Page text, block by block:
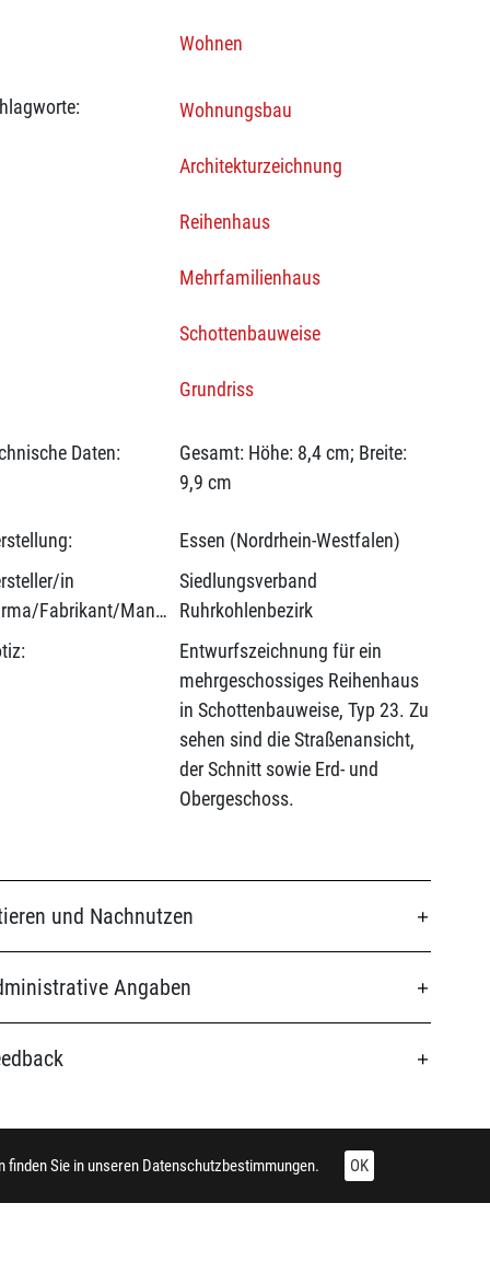
Wohnen
Wohnungsbau
Architekturzeichnung
Reihenhaus
Mehrfamilienhaus
Schottenbauweise
Grundriss
Daten:
Gesamt: Höhe: 8,4 cm; Breite:
9,9 cm
Essen (Nordrhein-Westfalen)
in
(Firma/Fabrikant/Manufaktur):
Siedlungsverband
Ruhrkohlenbezirk
Entwurfszeichnung für ein
mehrgeschossiges Reihenhaus
in Schottenbauweise, Typ 23. Zu
sehen sind die Straßenansicht,
der Schnitt sowie Erd- und
Obergeschoss.
und Nachnutzen
Angaben
finden Sie in unseren Datenschutzbestimmungen. OK